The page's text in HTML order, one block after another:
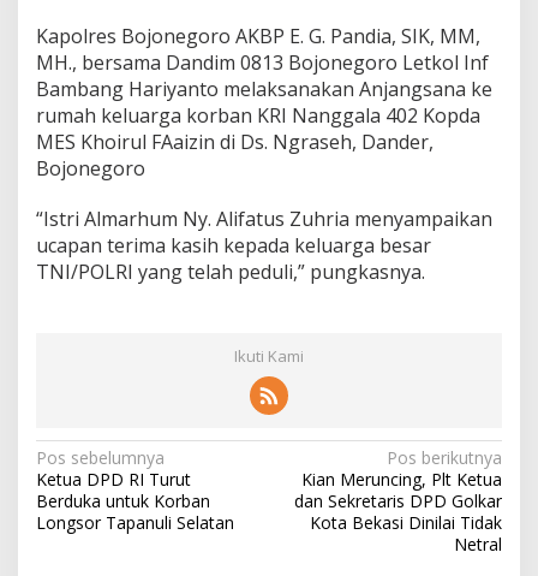
Kapolres Bojonegoro AKBP E. G. Pandia, SIK, MM,
MH., bersama Dandim 0813 Bojonegoro Letkol Inf
Bambang Hariyanto melaksanakan Anjangsana ke
rumah keluarga korban KRI Nanggala 402 Kopda
MES Khoirul FAaizin di Ds. Ngraseh, Dander,
Bojonegoro
“Istri Almarhum Ny. Alifatus Zuhria menyampaikan
ucapan terima kasih kepada keluarga besar
TNI/POLRI yang telah peduli,” pungkasnya.
Ikuti Kami
N
a
v
Pos sebelumnya
Ketua DPD RI Turut
Berduka untuk Korban
Longsor Tapanuli Selatan
Pos berikutnya
Kian Meruncing, Plt Ketua
dan Sekretaris DPD Golkar
Kota Bekasi Dinilai Tidak
Netral